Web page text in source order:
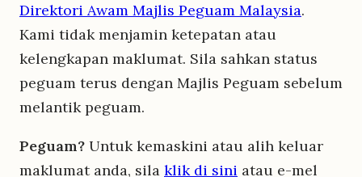
Direktori Awam Majlis Peguam Malaysia.
Kami tidak menjamin ketepatan atau
kelengkapan maklumat. Sila sahkan status
peguam terus dengan Majlis Peguam sebelum
melantik peguam.
Peguam? Untuk kemaskini atau alih keluar
maklumat anda, sila klik di sini atau e-mel